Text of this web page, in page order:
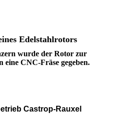
Edelstahlrotors
wurde der Rotor zur
eine CNC-Fräse gegeben.
Castrop-Rauxel